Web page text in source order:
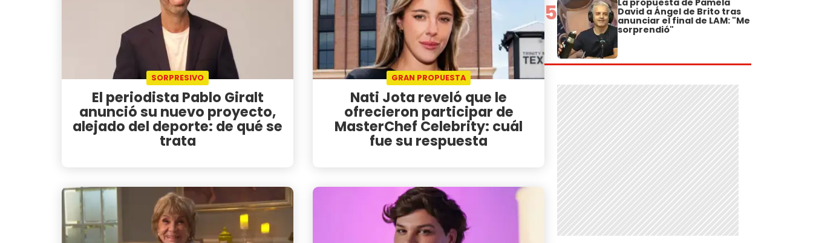
SORPRESIVO
El periodista Pablo Giralt
anunció su nuevo proyecto,
alejado del deporte: de qué se
trata
GRAN PROPUESTA
Nati Jota reveló que le
ofrecieron participar de
MasterChef Celebrity: cuál
fue su respuesta
5 La propuesta de Pamela
David a Ángel de Brito tras
anunciar el final de LAM: "Me
sorprendió"